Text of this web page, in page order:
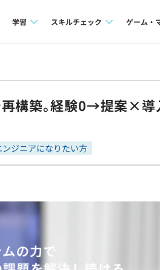
イド
学習
4択課題
リファレンス
個人向けプラン
学校向けプラン
スキルチェック
評価結果一覧
ゲーム・
再構築。経験0→提案×
ジニアになりたい方